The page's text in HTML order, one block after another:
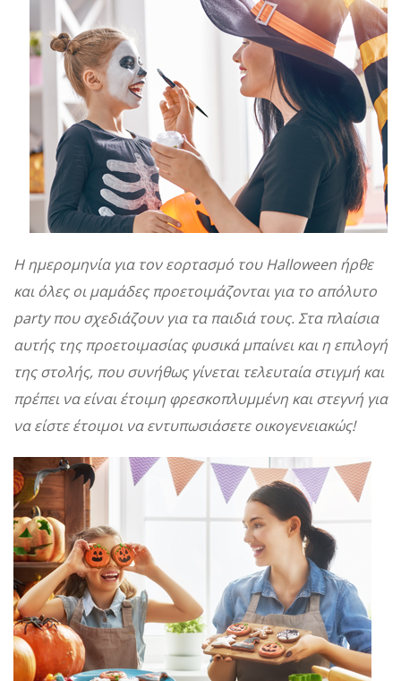
Η ημερομηνία για τον εορτασμό του Halloween ήρθε
και όλες οι μαμάδες προετοιμάζονται για το απόλυτο
party που σχεδιάζουν για τα παιδιά τους. Στα πλαίσια
αυτής της προετοιμασίας φυσικά μπαίνει και η επιλογή
της στολής, που συνήθως γίνεται τελευταία στιγμή και
πρέπει να είναι έτοιμη φρεσκοπλυμμένη και στεγνή για
να είστε έτοιμοι να εντυπωσιάσετε οικογενειακώς!